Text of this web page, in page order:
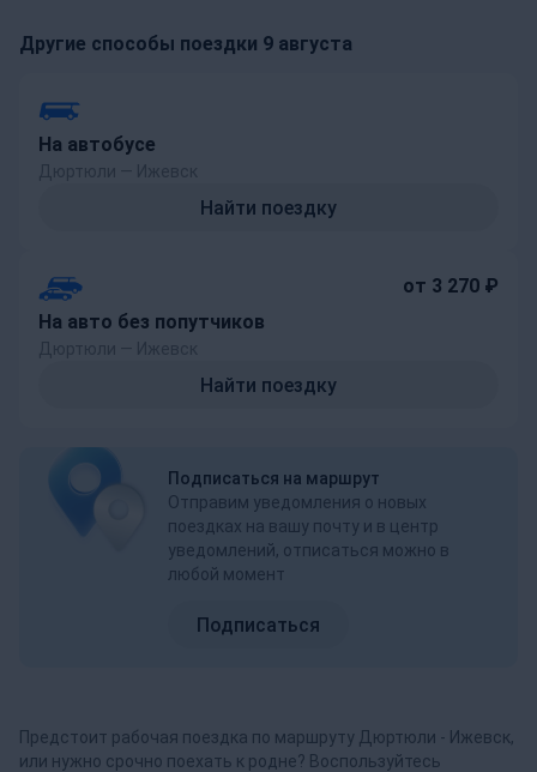
Другие способы поездки 9 августа
На автобусе
Найти поездку
На авто без попутчиков
от 3 270 ₽
Найти поездку
Подписаться на маршрут
Отправим уведомления о новых
поездках на вашу почту и в центр
уведомлений, отписаться можно в
любой момент
Подписаться
Предстоит рабочая поездка по маршруту Дюртюли - Ижевск,
или нужно срочно поехать к родне? Воспользуйтесь